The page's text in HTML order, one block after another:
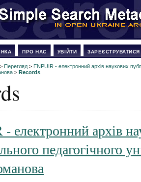
ПРО НАС УВІЙТИ ЗАРЕЄСТРУВАТИСЯ
> Перегляд > ENPUIR - електронний архів наукових
> Records
електронний архів
педагогічного